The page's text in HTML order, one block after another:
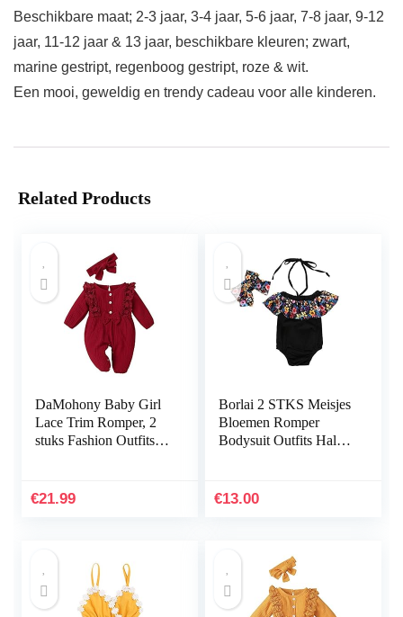
Beschikbare maat; 2-3 jaar, 3-4 jaar, 5-6 jaar, 7-8 jaar, 9-12
jaar, 11-12 jaar & 13 jaar, beschikbare kleuren; zwart,
marine gestript, regenboog gestript, roze & wit.
Een mooi, geweldig en trendy cadeau voor alle kinderen.
Related Products
DaMohony Baby Girl
Lace Trim Romper, 2
stuks Fashion Outfits
€21.99
Borlai 2 STKS Meisjes
Bloemen Romper
Bodysuit Outfits Halter
Jaar
€13.00